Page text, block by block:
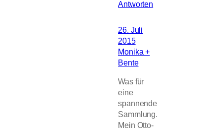
Antworten
26. Juli
2015
Monika +
Bente
Was für
eine
spannende
Sammlung.
Mein Otto-